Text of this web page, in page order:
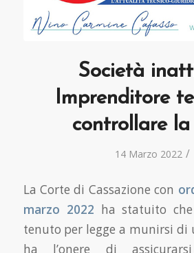
Società
Imprenditore
controllare la
14 Marzo 2022 /
La Corte di Cassazione con
marzo 2022 ha statuito che
tenuto per legge a munirsi di
ha l’onere di